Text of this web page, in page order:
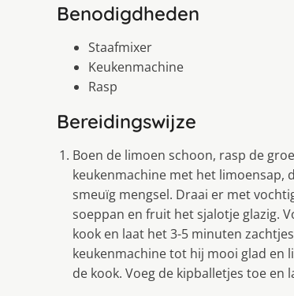
Benodigdheden
Staafmixer
Keukenmachine
Rasp
Bereidingswijze
Boen de limoen schoon, rasp de
keukenmachine met het limoensap,
smeuïg mengsel. Draai er met
soeppan en fruit het sjalotje glazig.
kook en laat het 3-5 minuten
keukenmachine tot hij mooi glad en
de kook. Voeg de kipballetjes toe